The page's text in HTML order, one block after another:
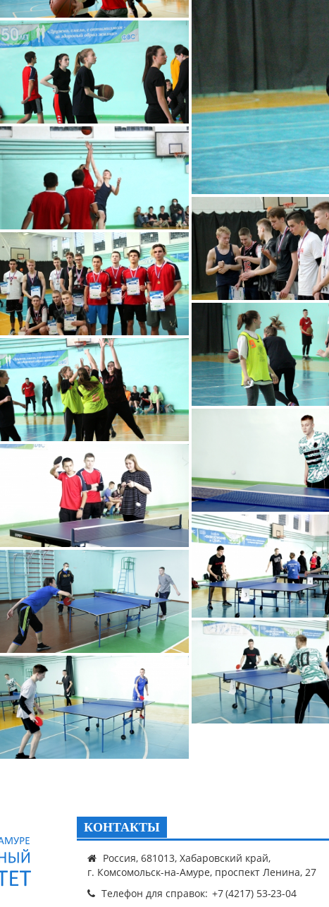
КОНТАКТЫ
Россия, 681013, Хабаровский край,
г. Комсомольск-на-Амуре, проспект Ленина, 27
Телефон для справок: